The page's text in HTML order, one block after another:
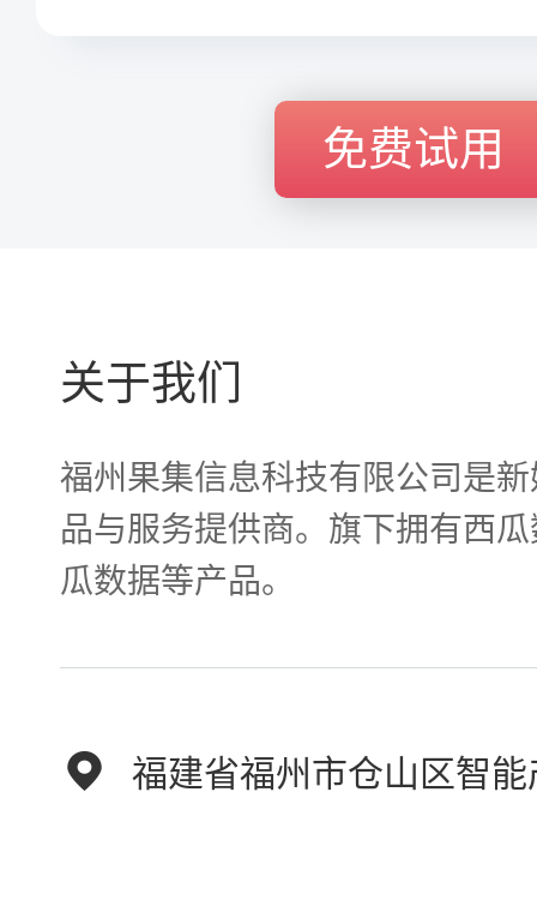
免费试用
关于我们
福州果集信息科技有限公司是
品与服务提供商。旗下拥有西
瓜数据等产品。
福建省福州市仓山区智能